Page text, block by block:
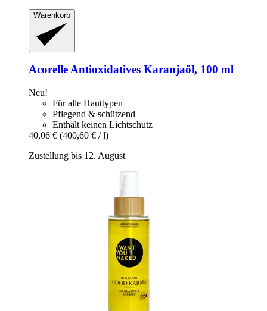
Warenkorb
AcorelleAntioxidatives Karanjaöl, 100 ml
Neu!
Für alle Hauttypen
Pflegend & schützend
Enthält keinen Lichtschutz
40,06 € (400,60 € / l)
Zustellung bis 12. August